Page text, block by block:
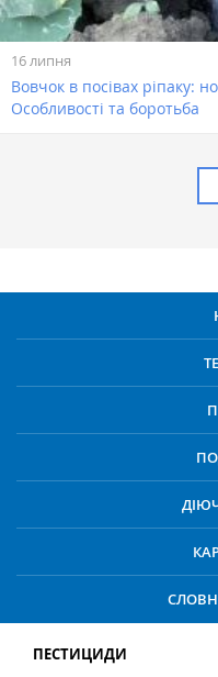
16 липня
Вовчок в посівах ріпаку:
Особливості та боротьба
ПЕСТИЦИДИ